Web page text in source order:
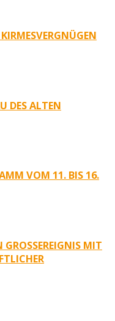
DES ALTEN
VOM 11. BIS 16.
MIT S
S